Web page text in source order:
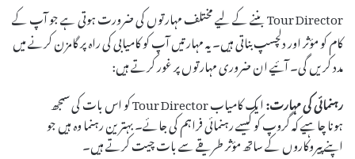
Tour Director بننے کے لیے مختلف مہارتوں کی ضرورت ہوتی ہے جو آپ کے
کام کو مؤثر اور دلچسپ بناتی ہیں۔ یہ مہارتیں آپ کو کامیابی کی راہ پر گامزن کرنے میں
مدد کریں گی۔ آئیے ان ضروری مہارتوں پر غور کرتے ہیں:
رہنمائی کی مہارت:
ایک کامیاب Tour Director کو اس بات کی سمجھ
ہونا چاہیے کہ گروپ کو کیسے رہنمائی فراہم کی جائے۔ بہترین رہنما وہ ہیں جو
اپنے پیروکاروں کے ساتھ مؤثر طریقے سے بات چیت کرتے ہیں۔